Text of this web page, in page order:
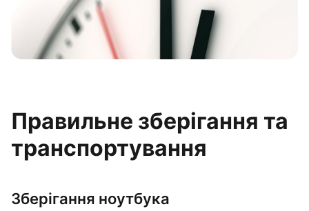
Правильне зберігання та
транспортування
Зберігання ноутбука